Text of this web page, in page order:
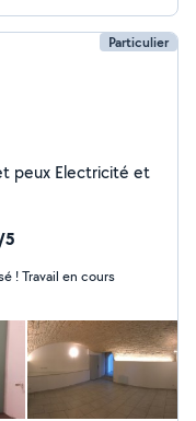
Particulier
peux Electricité et
5
! Travail en cours